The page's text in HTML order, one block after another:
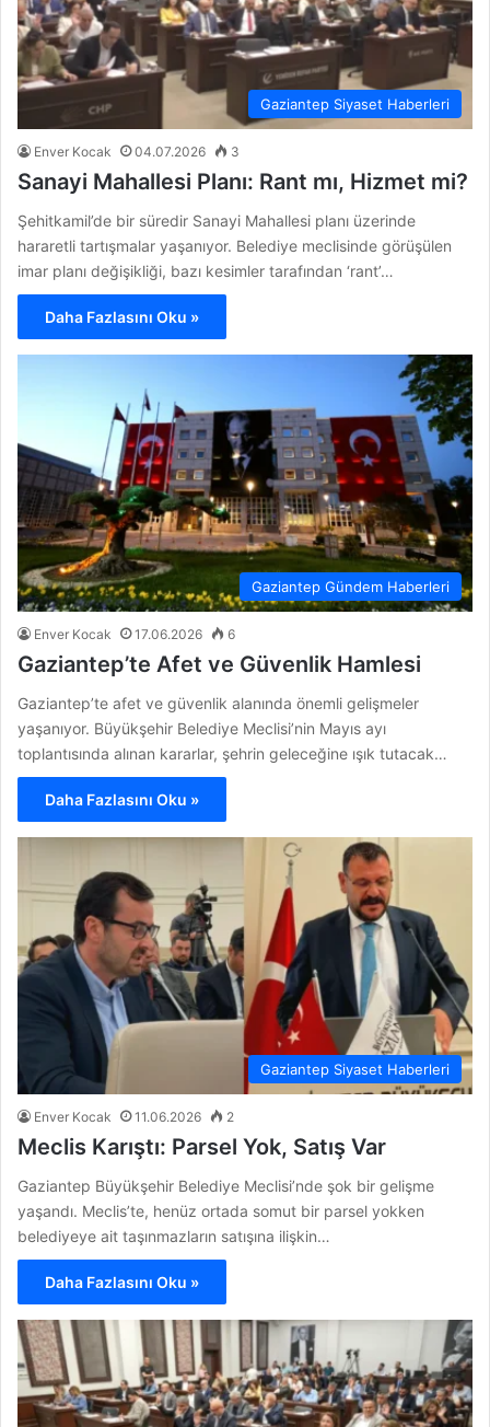
Gaziantep Siyaset Haberleri
Enver Kocak 04.07.2026 3
Sanayi Mahallesi Planı: Rant mı, Hizmet mi?
Şehitkamil’de bir süredir Sanayi Mahallesi planı üzerinde
hararetli tartışmalar yaşanıyor. Belediye meclisinde görüşülen
imar planı değişikliği, bazı kesimler tarafından ‘rant’…
Daha Fazlasını Oku »
Gaziantep Gündem Haberleri
Enver Kocak 17.06.2026 6
Gaziantep’te Afet ve Güvenlik Hamlesi
Gaziantep’te afet ve güvenlik alanında önemli gelişmeler
yaşanıyor. Büyükşehir Belediye Meclisi’nin Mayıs ayı
toplantısında alınan kararlar, şehrin geleceğine ışık tutacak…
Daha Fazlasını Oku »
Gaziantep Siyaset Haberleri
Enver Kocak 11.06.2026 2
Meclis Karıştı: Parsel Yok, Satış Var
Gaziantep Büyükşehir Belediye Meclisi’nde şok bir gelişme
yaşandı. Meclis’te, henüz ortada somut bir parsel yokken
belediyeye ait taşınmazların satışına ilişkin…
Daha Fazlasını Oku »